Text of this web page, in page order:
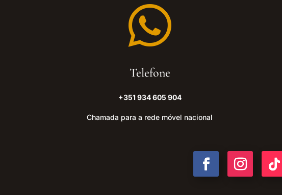

Telefone
+351 934 605 904
Chamada para a rede móvel nacional